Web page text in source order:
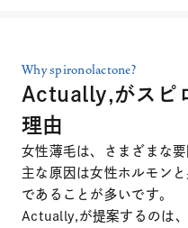
Why spironolactone?
Actually,がスピ
理由
女性薄毛は、さまざまな
主な原因は女性ホルモン
であることが多いです。
Actually,が提案するのは